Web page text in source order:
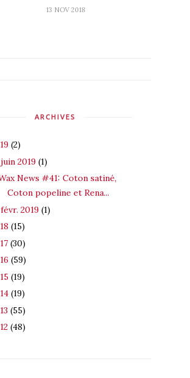
13 NOV 2018
ARCHIVES
(2)
juin 2019 (1)
News #41: Coton satiné,
Coton popeline et Rena...
févr. 2019 (1)
(15)
(30)
(59)
(19)
(19)
(55)
(48)